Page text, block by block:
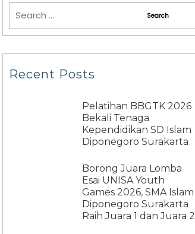
Recent Posts
Pelatihan BBGTK 2026
Bekali Tenaga
Kependidikan SD Islam
Diponegoro Surakarta
Borong Juara Lomba
Esai UNISA Youth
Games 2026, SMA Islam
Diponegoro Surakarta
Raih Juara 1 dan Juara 2